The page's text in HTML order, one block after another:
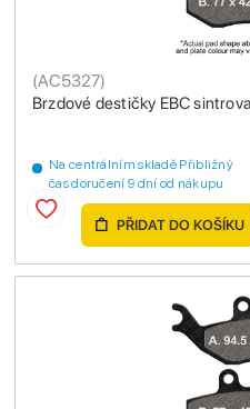
Brzdové destičky EBC
(AC5327)
Na centrálním skladě Přibližný
čas doručení 9 dní od nákupu
PŘIDAT DO KOŠÍKU